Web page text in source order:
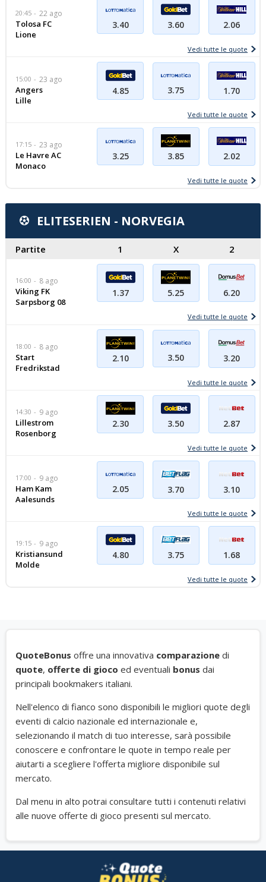
20:45 22 ago
Tolosa FC
Lione
3.40 3.60 2.06
Vedi tutte le quote
15:00 23 ago
Angers
Lille
4.85 3.75 1.70
Vedi tutte le quote
17:15 23 ago
Le Havre AC
Monaco
3.25 3.85 2.02
Vedi tutte le quote
ELITESERIEN - NORVEGIA
Partite 1 X 2
16:00 8 ago
Viking FK
Sarpsborg 08
1.37 5.25 6.20
Vedi tutte le quote
18:00 8 ago
Start
Fredrikstad
2.10 3.50 3.20
Vedi tutte le quote
14:30 9 ago
Lillestrom
Rosenborg
2.30 3.50 2.87
Vedi tutte le quote
17:00 9 ago
Ham Kam
Aalesunds
2.05 3.70 3.10
Vedi tutte le quote
19:15 9 ago
Kristiansund
Molde
4.80 3.75 1.68
Vedi tutte le quote
QuoteBonus offre una innovativa comparazione di
quote, offerte di gioco ed eventuali bonus dai
principali bookmakers italiani.
Nell'elenco di fianco sono disponibili le migliori quote degli
eventi di calcio nazionale ed internazionale e,
selezionando il match di tuo interesse, sarà possibile
conoscere e confrontare le quote in tempo reale per
aiutarti a scegliere l'offerta migliore disponibile sul
mercato.
Dal menu in alto potrai consultare tutti i contenuti relativi
alle nuove offerte di gioco presenti sul mercato.